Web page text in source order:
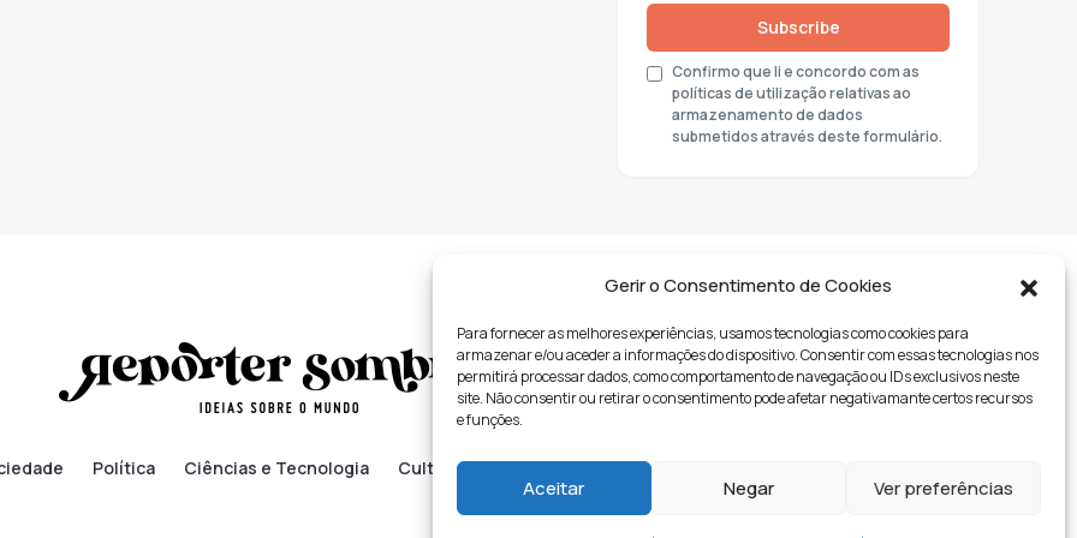
Gerir o Consentimento de Cookies
Para fornecer as melhores experiências, usamos tecnologias como cookies para
armazenar e/ou aceder a informações do dispositivo. Consentir com essas tecnologias nos
permitirá processar dados, como comportamento de navegação ou IDs exclusivos neste
site. Não consentir ou retirar o consentimento pode afetar negativamante certos recursos
e funções.
Aceitar Negar Ver preferências
Subscribe
Confirmo que li e concordo com as
políticas de utilização relativas ao
armazenamento de dados
submetidos através deste formulário.
Política Ciências e Tecnologia Cultura Lifestyle